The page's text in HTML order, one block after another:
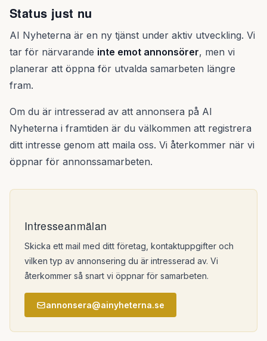
Status just nu
AI Nyheterna är en ny tjänst under aktiv utveckling. Vi
tar för närvarande inte emot annonsörer, men vi
planerar att öppna för utvalda samarbeten längre
fram.
Om du är intresserad av att annonsera på AI
Nyheterna i framtiden är du välkommen att registrera
ditt intresse genom att maila oss. Vi återkommer när vi
öppnar för annonssamarbeten.
Intresseanmälan
Skicka ett mail med ditt företag, kontaktuppgifter och
vilken typ av annonsering du är intresserad av. Vi
återkommer så snart vi öppnar för samarbeten.
annonsera@ainyheterna.se